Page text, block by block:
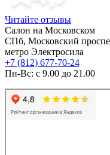
Читайте отзывы
Салон на Московском
СПб, Московский
метро Электросила
+7 (812) 677-70-24
Пн-Вс: с 9.00 до 21.00